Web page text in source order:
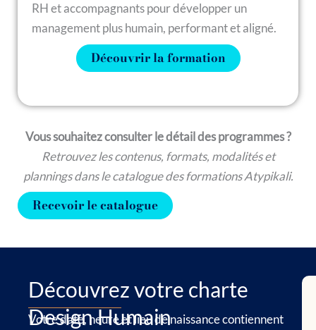
RH et accompagnants pour développer un
management plus humain, performant et aligné.
Découvrir la formation
Vous souhaitez consulter le détail des programmes ?
Retrouvez les contenus, formats, modalités et
plannings dans le catalogue des formations Atypikali.
Recevoir le catalogue
Découvrez votre charte
Design Humain
Votre date, heure et lieu de naissance contiennent